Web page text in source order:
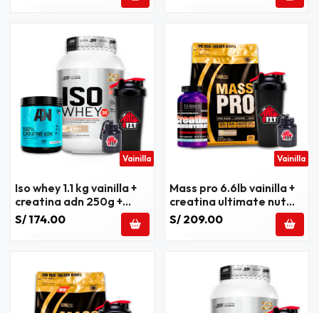
Vainilla
Iso whey 1.1 kg vainilla +
creatina adn 250g +
regalos
S/ 174.00
Vainilla
Mass pro 6.6lb vainilla +
creatina ultimate nut
300g + regalos
S/ 209.00